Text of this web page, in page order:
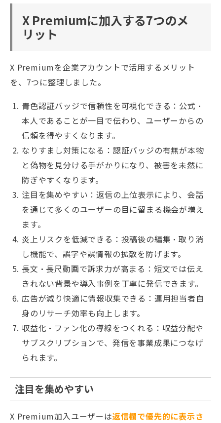
X Premiumに加入する7つのメ
リット
X Premiumを企業アカウントで活用するメリット
を、7つに整理しました。
青色認証バッジで信頼性を可視化できる：公式・
本人であることが一目で伝わり、ユーザーからの
信頼を得やすくなります。
なりすまし対策になる：認証バッジの有無が本物
と偽物を見分ける手がかりになり、被害を未然に
防ぎやすくなります。
注目を集めやすい：返信の上位表示により、会話
を通じて多くのユーザーの目に留まる機会が増え
ます。
炎上リスクを低減できる：投稿後の編集・取り消
し機能で、誤字や誤情報の拡散を防げます。
長文・長尺動画で訴求力が高まる：短文では伝え
きれない背景や導入事例を丁寧に発信できます。
広告が減り快適に情報収集できる：運用担当者自
身のリサーチ効率も向上します。
収益化・ファン化の導線をつくれる：収益分配や
サブスクリプションで、発信を事業成果につなげ
られます。
注目を集めやすい
X Premium加入ユーザーは返信欄で優先的に表示さ